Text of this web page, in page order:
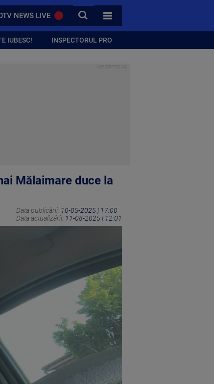
NEWS LIVE CAUTA
TOATE CATEGORIILE
IUBESC! INSPECTORUL PRO
Mălaimare duce la
Data publicării: 10-05-2025 | 17:00
Data actualizării: 11-08-2025 | 12:01